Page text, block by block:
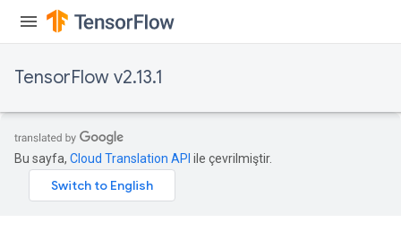
TensorFlow v2.13.1
Bu sayfa, Cloud Translation API ile çevrilmiştir.